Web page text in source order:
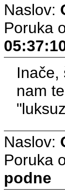
Naslov:
Poruka
Inače,
nam
Naslov:
Poruka
podne